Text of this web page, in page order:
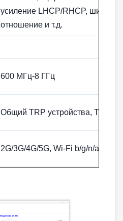
усиление LHCP/RHCP, ширина
отношение и т.д.
600 МГц-8 ГГц
Общий TRP устройства, TIS,
2G/3G/4G/5G, Wi-Fi b/g/n/a/ac/